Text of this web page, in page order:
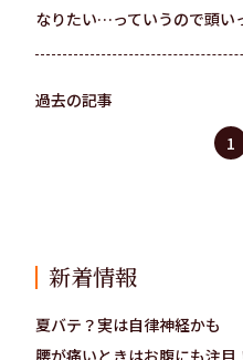
なりたい…っていうので頭い
1
過去の記事
新着情報
夏バテ？実は自律神経かも
腰が痛いときはお腹にも注目